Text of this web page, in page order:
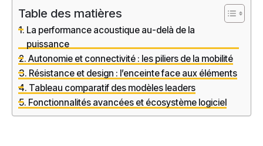
Table des matières
La performance acoustique au-delà de la
puissance
Autonomie et connectivité : les piliers de la mobilité
Résistance et design : l’enceinte face aux éléments
Tableau comparatif des modèles leaders
Fonctionnalités avancées et écosystème logiciel